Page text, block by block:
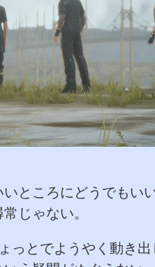
ところにどうでもい
じゃない。
っとでようやく動き